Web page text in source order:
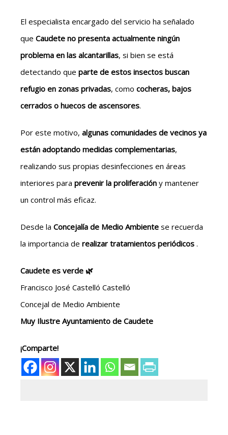
El especialista encargado del servicio ha señalado
que Caudete no presenta actualmente ningún
problema en las alcantarillas, si bien se está
detectando que parte de estos insectos buscan
refugio en zonas privadas, como cocheras, bajos
cerrados o huecos de ascensores.
Por este motivo, algunas comunidades de vecinos ya
están adoptando medidas complementarias,
realizando sus propias desinfecciones en áreas
interiores para prevenir la proliferación y mantener
un control más eficaz.
Desde la Concejalía de Medio Ambiente se recuerda
la importancia de realizar tratamientos periódicos .
Caudete es verde 🌿
Francisco José Castelló Castelló
Concejal de Medio Ambiente
Muy Ilustre Ayuntamiento de Caudete
¡Comparte!